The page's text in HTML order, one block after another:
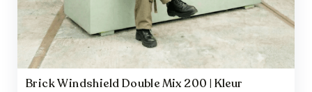
Brick Windshield Double Mix 200 | Kleur